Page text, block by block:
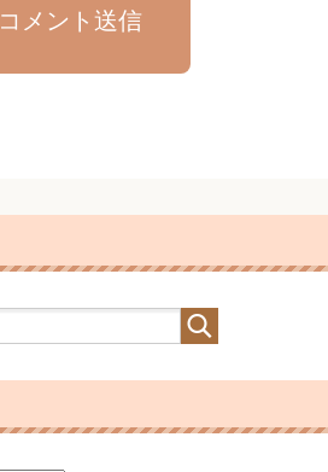
コメント送信